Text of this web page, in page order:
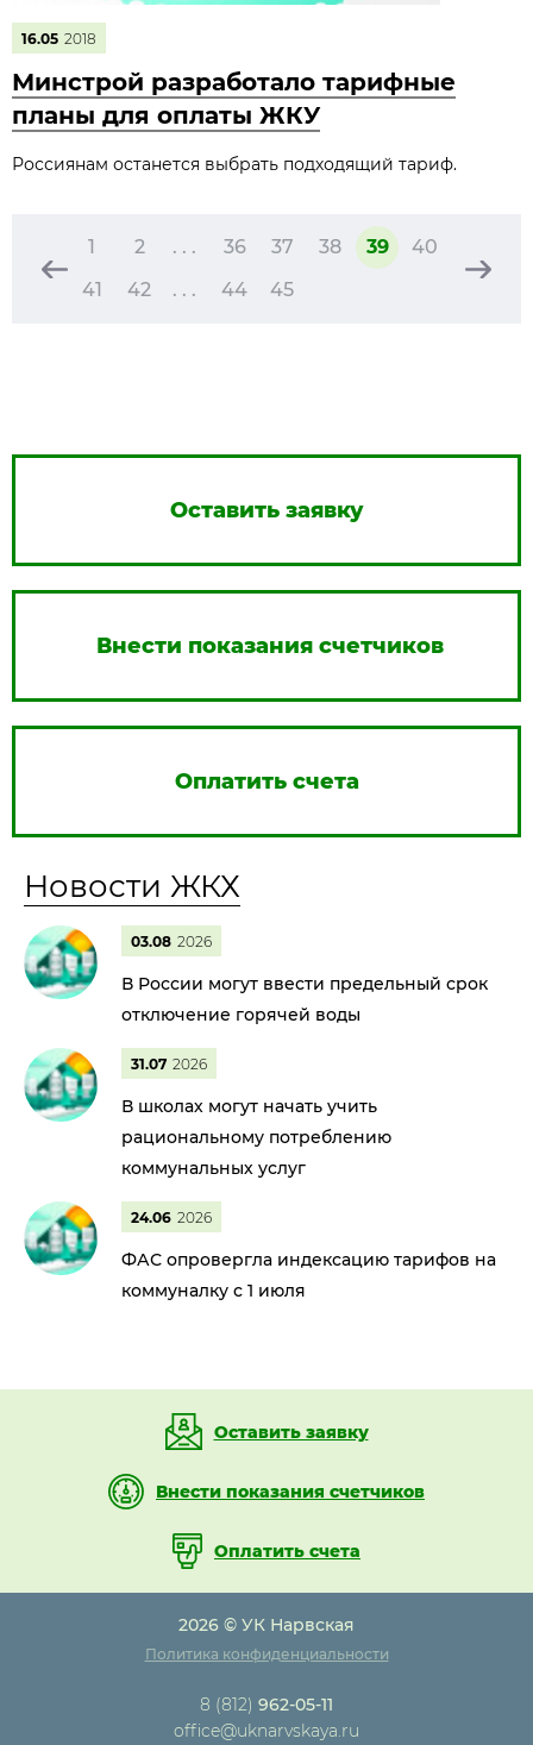
16.05 2018
Минстрой разработало тарифные
планы для оплаты ЖКУ
Россиянам останется выбрать подходящий тариф.
1 2 . . . 36 37 38 39
40
41
42 . . . 44 45
Оставить заявку
Внести показания счетчиков
Оплатить счета
Новости ЖКХ
03.08 2026
В России могут ввести предельный срок
отключение горячей воды
31.07 2026
В школах могут начать учить
рациональному потреблению
коммунальных услуг
24.06 2026
ФАС опровергла индексацию тарифов на
коммуналку с 1 июля
Оставить заявку
Внести показания счетчиков
Оплатить счета
2026 © УК Нарвская
Политика конфиденциальности
8 (812) 962-05-11
office@uknarvskaya.ru